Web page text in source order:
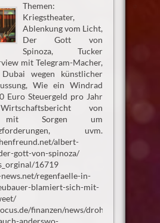
Themen:
Kriegstheater,
Ablenkung vom Licht,
Der Gott von
Spinoza, Tucker
mit Telegram-Macher,
wegen künstlicher
Wie ein Windrad
Euro Steuergeld pro Jahr
von
mit Sorgen um
uvm.
albert-
gott-von-spinoza/
16719
regenfaelle-in-
blamiert-sich-mit-
finanzen/news/droht-